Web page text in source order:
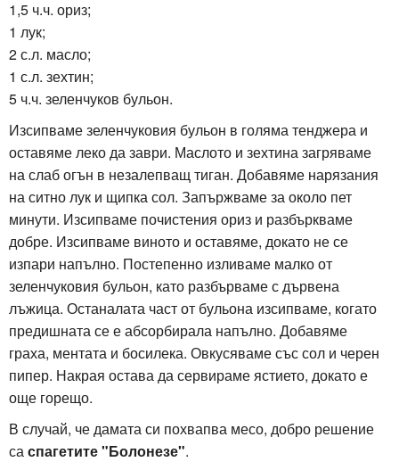
1,5 ч.ч. ориз;
1 лук;
2 с.л. масло;
1 с.л. зехтин;
5 ч.ч. зеленчуков бульон.
Изсипваме зеленчуковия бульон в голяма тенджера и
оставяме леко да заври. Маслото и зехтина загряваме
на слаб огън в незалепващ тиган. Добавяме нарязания
на ситно лук и щипка сол. Запържваме за около пет
минути. Изсипваме почистения ориз и разбъркваме
добре. Изсипваме виното и оставяме, докато не се
изпари напълно. Постепенно изливаме малко от
зеленчуковия бульон, като разбърваме с дървена
лъжица. Останалата част от бульона изсипваме, когато
предишната се е абсорбирала напълно. Добавяме
граха, ментата и босилека. Овкусяваме със сол и черен
пипер. Накрая остава да сервираме ястието, докато е
още горещо.
В случай, че дамата си похвапва месо, добро решение
са спагетите "Болонезе".